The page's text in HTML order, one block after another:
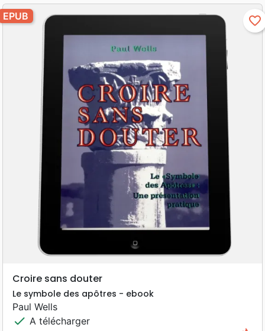
EPUB favorite_border
Croire sans douter
Le symbole des apôtres - ebook
Paul Wells
check A télécharger